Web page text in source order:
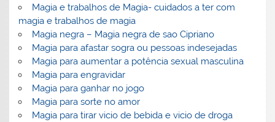
Magia e trabalhos de Magia- cuidados a ter com
magia e trabalhos de magia
Magia negra – Magia negra de sao Cipriano
Magia para afastar sogra ou pessoas indesejadas
Magia para aumentar a potência sexual masculina
Magia para engravidar
Magia para ganhar no jogo
Magia para sorte no amor
Magia para tirar vicio de bebida e vicio de droga